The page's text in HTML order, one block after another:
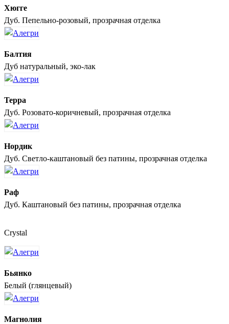
Хюгге
Дуб. Пепельно-розовый, прозрачная отделка
Балтия
Дуб натуральный, эко-лак
Терра
Дуб. Розовато-коричневый, прозрачная отделка
Нордик
Дуб. Светло-каштановый без патины, прозрачная отделка
Раф
Дуб. Каштановый без патины, прозрачная отделка
Crystal
Бьянко
Белый (глянцевый)
Магнолия